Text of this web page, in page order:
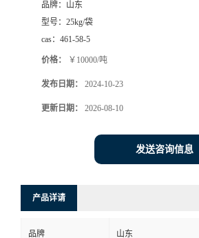
品牌： 山东
型号： 25kg/袋
cas： 461-58-5
价格： ￥10000/吨
发布日期： 2024-10-23
更新日期： 2026-08-10
发送咨询信息
产品详请
品牌 山东